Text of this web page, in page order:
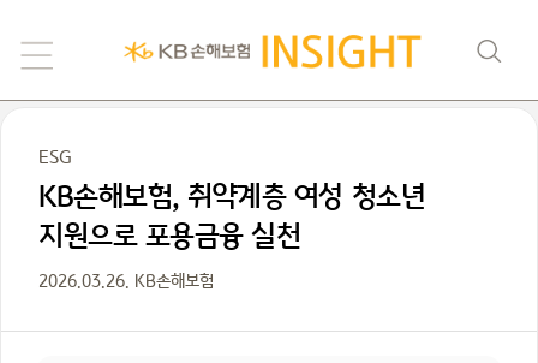
ESG
KB손해보험, 취약계층 여성 청소년
지원으로 포용금융 실천
2026.03.26. KB손해보험